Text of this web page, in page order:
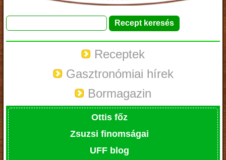
Receptek
Gasztronómiai hírek
Bormagazin
Ottis főz
Zsuzsi finomságai
UFF blog